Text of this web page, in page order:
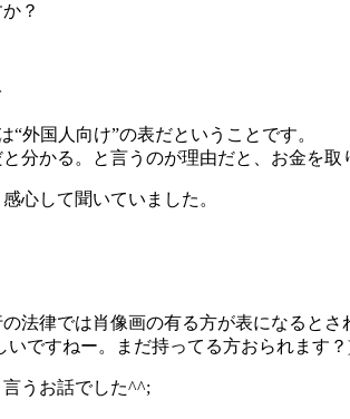
？
外国人向け”の表だということです。
分かる。と言うのが理由だと、お金を
心して聞いていました。
法律では肖像画の有る方が表になるとさ
ですねー。まだ持ってる方おられます
うお話でした^^;